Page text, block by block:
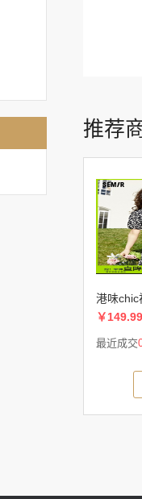
推荐
港味chic
￥149.99
最近成交